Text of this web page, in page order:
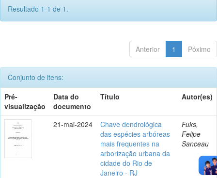
Resultado 1-1 de 1.
Anterior 1 Póximo
Conjunto de itens:
Pré-
visualização
Data do
documento
Título Autor(es)
21-mai-2024
Chave dendrológica
das espécies arbóreas
mais frequentes na
arborização urbana da
cidade do Rio de
Janeiro - RJ
Fuks,
Felipe
Sanceau